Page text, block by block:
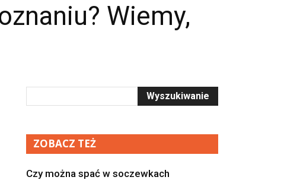
Wiemy,
ZOBACZ TEŻ
Czy można spać w soczewkach